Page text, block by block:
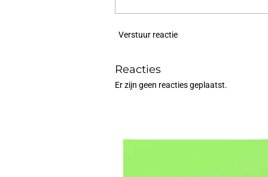
Verstuur reactie
Reacties
Er zijn geen reacties geplaatst.